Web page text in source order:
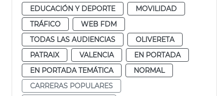
EDUCACIÓN Y DEPORTE
MOVILIDAD
TRÁFICO
WEB FDM
TODAS LAS AUDIENCIAS
OLIVERETA
PATRAIX
VALENCIA
EN PORTADA
EN PORTADA TEMÁTICA
NORMAL
CARRERAS POPULARES